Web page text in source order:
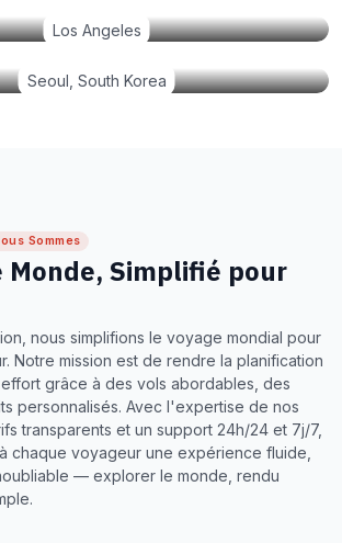
Los Angeles
Seoul, South Korea
Sommes
Monde, Simplifié pour
nous simplifions le voyage mondial pour
Notre mission est de rendre la planification
grâce à des vols abordables, des
personnalisés. Avec l'expertise de nos
transparents et un support 24h/24 et 7j/7,
chaque voyageur une expérience fluide,
— explorer le monde, rendu